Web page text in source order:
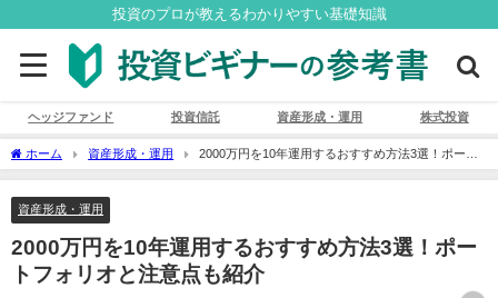
投資のプロが教えるわかりやすい基礎知識
ヘッジファンド 投資信託 資産形成・運用 株式投資
ホーム 資産形成・運用
2000万円を10年運用するおすすめ方法3選！ポート
フォリオと注意点も紹介
資産形成・運用
2000万円を10年運用するおすすめ方法3選！ポー
トフォリオと注意点も紹介